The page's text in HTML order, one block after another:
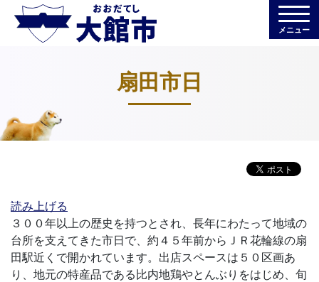
メニュー
扇⽥市⽇
読み上げる
３００年以上の歴史を持つとされ、長年にわたって地域の
台所を支えてきた市日で、約４５年前からＪＲ花輪線の扇
田駅近くで開かれています。出店スペースは５０区画あ
り、地元の特産品である比内地鶏やとんぶりをはじめ、旬